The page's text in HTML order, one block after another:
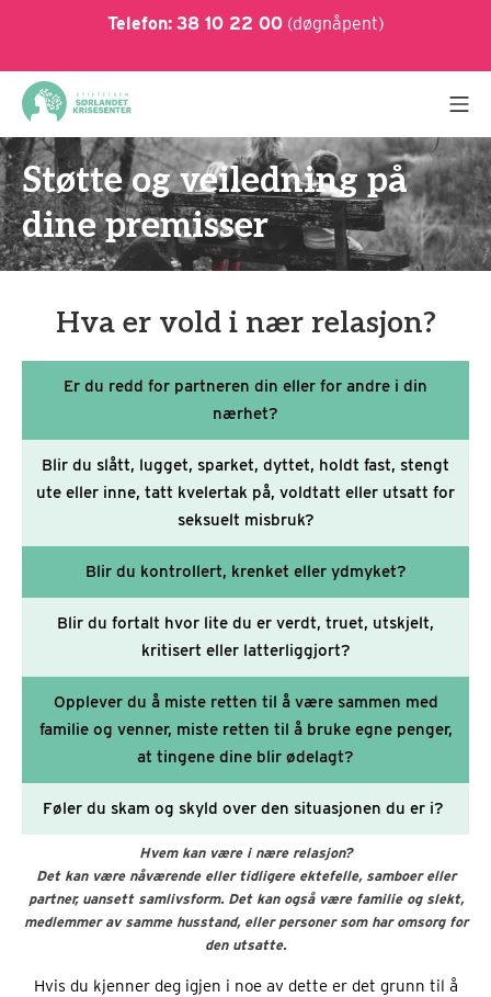
content
Telefon: 38 10 22 00(døgnåpent)
Sørlandet Krisesenter
Støtte og veiledning på
dine premisser
Hva er vold i nær relasjon?
Er du redd for partneren din eller for andre i din
nærhet?
Blir du slått, lugget, sparket, dyttet, holdt fast, stengt
ute eller inne, tatt kvelertak på, voldtatt eller utsatt for
seksuelt misbruk?
Blir du kontrollert, krenket eller ydmyket?
Blir du fortalt hvor lite du er verdt, truet, utskjelt,
kritisert eller latterliggjort?
Opplever du å miste retten til å være sammen med
familie og venner, miste retten til å bruke egne penger,
at tingene dine blir ødelagt?
Føler du skam og skyld over den situasjonen du er i?
Hvem kan være i nære relasjon?
Det kan være nåværende eller tidligere ektefelle, samboer eller
partner, uansett samlivsform. Det kan også være familie og slekt,
medlemmer av samme husstand, eller personer som har omsorg for
den utsatte.
Hvis du kjenner deg igjen i noe av dette er det grunn til å